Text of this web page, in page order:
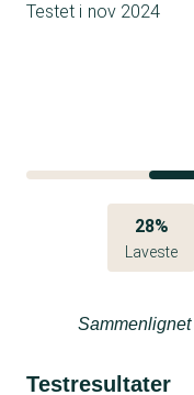
Testet i nov 2024
28%
Laveste
Testresultater